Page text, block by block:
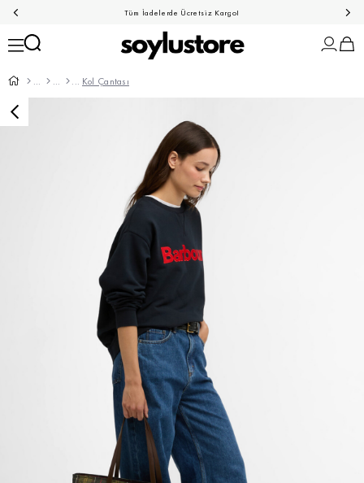
Tüm İadelerde Ücretsiz Kargo!
Kol Çantası